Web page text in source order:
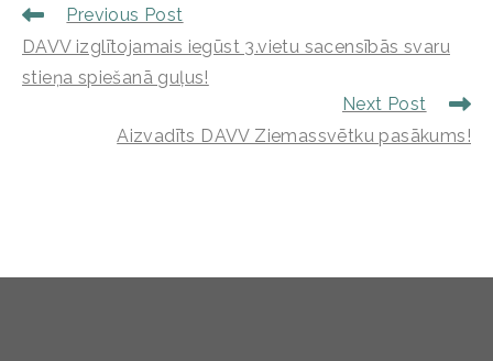
Previous Post
DAVV izglītojamais iegūst 3.vietu sacensībās svaru
stieņa spiešanā guļus!
Next Post
Aizvadīts DAVV Ziemassvētku pasākums!